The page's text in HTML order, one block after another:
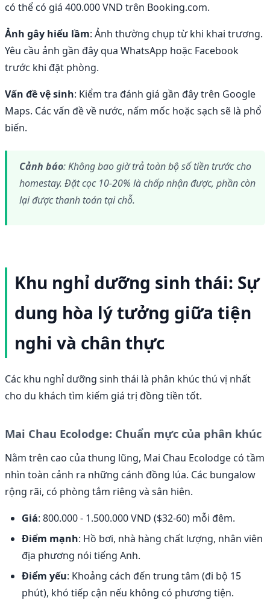
có thể có giá 400.000 VND trên Booking.com.
Ảnh gây hiểu lầm: Ảnh thường chụp từ khi khai trương.
Yêu cầu ảnh gần đây qua WhatsApp hoặc Facebook
trước khi đặt phòng.
Vấn đề vệ sinh: Kiểm tra đánh giá gần đây trên Google
Maps. Các vấn đề về nước, nấm mốc hoặc sạch sẽ là phổ
biến.
Cảnh báo: Không bao giờ trả toàn bộ số tiền trước cho
homestay. Đặt cọc 10-20% là chấp nhận được, phần còn
lại được thanh toán tại chỗ.
Khu nghỉ dưỡng sinh thái: Sự
dung hòa lý tưởng giữa tiện
nghi và chân thực
Các khu nghỉ dưỡng sinh thái là phân khúc thú vị nhất
cho du khách tìm kiếm giá trị đồng tiền tốt.
Mai Chau Ecolodge: Chuẩn mực của phân khúc
Nằm trên cao của thung lũng, Mai Chau Ecolodge có tầm
nhìn toàn cảnh ra những cánh đồng lúa. Các bungalow
rộng rãi, có phòng tắm riêng và sân hiên.
Giá: 800.000 - 1.500.000 VND ($32-60) mỗi đêm.
Điểm mạnh: Hồ bơi, nhà hàng chất lượng, nhân viên
địa phương nói tiếng Anh.
Điểm yếu: Khoảng cách đến trung tâm (đi bộ 15
phút), khó tiếp cận nếu không có phương tiện.